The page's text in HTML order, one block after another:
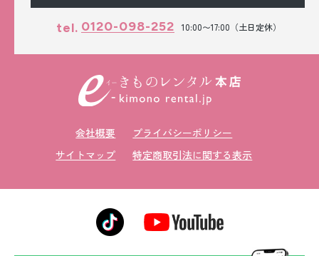
tel. 0120-098-252 10:00〜17:00（土日定休）
会社概要
プライバシーポリシー
サイトマップ
特定商取引法に関する表示